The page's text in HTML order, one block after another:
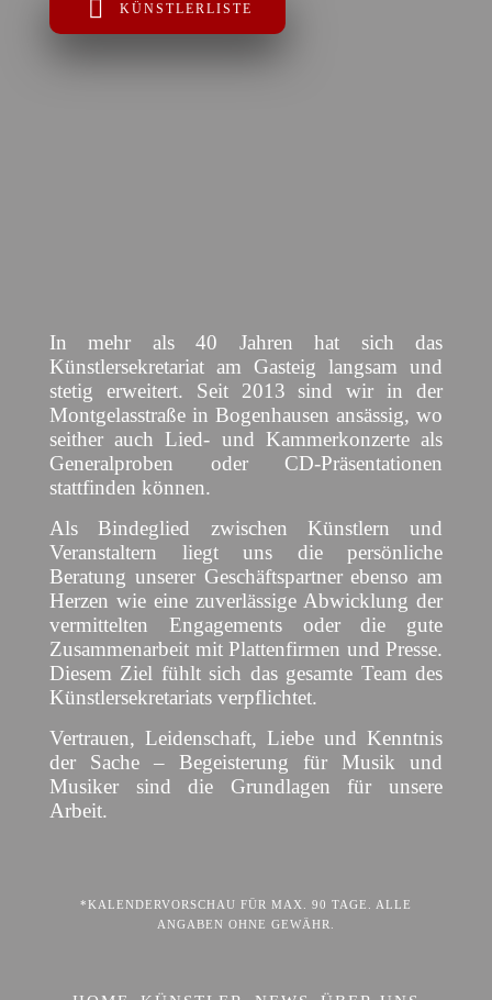
KÜNSTLERLISTE
In mehr als 40 Jahren hat sich das
Künstlersekretariat am Gasteig langsam und
stetig erweitert. Seit 2013 sind wir in der
Montgelasstraße in Bogenhausen ansässig, wo
seither auch Lied- und Kammerkonzerte als
Generalproben oder CD-Präsentationen
stattfinden können.
Als Bindeglied zwischen Künstlern und
Veranstaltern liegt uns die persönliche
Beratung unserer Geschäftspartner ebenso am
Herzen wie eine zuverlässige Abwicklung der
vermittelten Engagements oder die gute
Zusammenarbeit mit Plattenfirmen und Presse.
Diesem Ziel fühlt sich das gesamte Team des
Künstlersekretariats verpflichtet.
Vertrauen, Leidenschaft, Liebe und Kenntnis
der Sache – Begeisterung für Musik und
Musiker sind die Grundlagen für unsere
Arbeit.
*KALENDERVORSCHAU FÜR MAX. 90 TAGE. ALLE
ANGABEN OHNE GEWÄHR.